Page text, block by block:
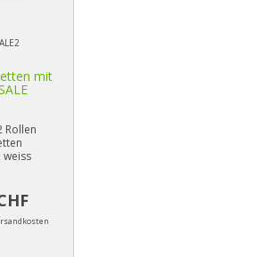
mit
Rollen
weiss